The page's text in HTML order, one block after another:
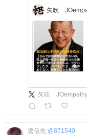
返信先:@871540